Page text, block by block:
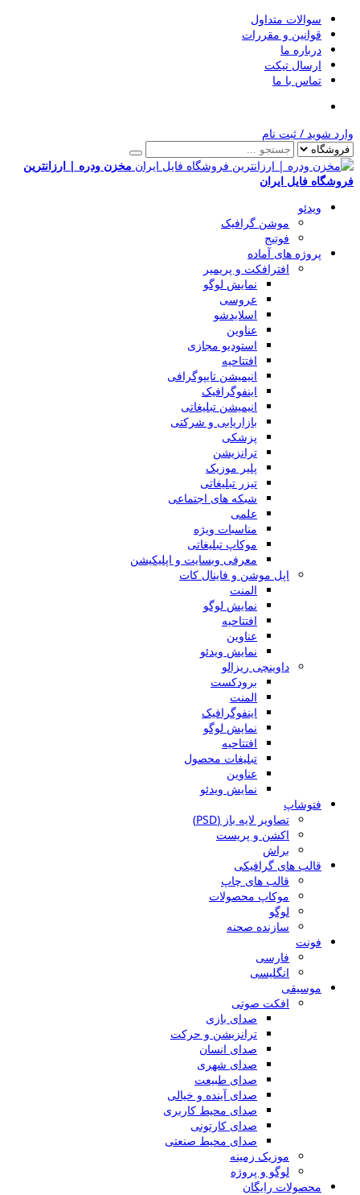
سوالات متداول
قوانین و مقررات
درباره ما
ارسال تیکت
تماس با ما
شوید/ ثبت نام
مخزن ودره | ارزانترین
فایل ایران
ویدئو
موشن گرافیک
فوتیج
پروژه های آماده
افترافکت و پریمیر
نمایش لوگو
عروسی
اسلایدشو
عناوین
استودیو مجازی
افتتاحیه
انیمیشن تایپوگرافی
اینفوگرافیک
انیمیشن تبلیغاتی
بازاریابی و شرکتی
پزشکی
ترانزیشن
پلیر موزیک
تیزر تبلیغاتی
شبکه های اجتماعی
علمی
مناسبات ویژه
موکاپ تبلیغاتی
معرفی وبسایت و اپلیکیشن
اپل موشن و فاینال کات
المنت
نمایش لوگو
افتتاحیه
عناوین
نمایش ویدئو
داوینچی ریزالو
برودکست
المنت
اینفوگرافیک
نمایش لوگو
افتتاحیه
تبلیغات محصول
عناوین
نمایش ویدئو
فتوشاپ
تصاویر لایه باز (PSD)
اکشن و پریست
براش
قالب های گرافیکی
قالب های چاپ
موکاپ محصولات
لوگو
سازنده صحنه
فونت
فارسی
انگلیسی
موسیقی
افکت صوتی
صدای بازی
ترانزیشن و حرکت
صدای انسان
صدای شهری
صدای طبیعت
صدای آینده و خیالی
صدای محیط کاربری
صدای کارتونی
صدای محیط صنعتی
موزیک زمینه
لوگو و پروژه
محصولات رایگان